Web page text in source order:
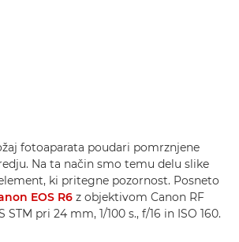
fotoaparata poudari pomrznjene
Na ta način smo temu delu slike
ki pritegne pozornost. Posneto
EOS R6 z objektivom Canon RF
STM pri 24 mm, 1/100 s., f/16 in ISO 160.